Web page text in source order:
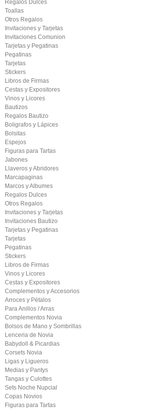
Regalos Dulces
Toallas
Otros Regalos
Invitaciones y Tarjetas
Invitaciones Comunion
Tarjetas y Pegatinas
Pegatinas
Tarjetas
Stickers
Libros de Firmas
Cestas y Expositores
Vinos y Licores
Bautizos
Regalos Bautizo
Boligrafos y Lápices
Bolsitas
Espejos
Figuras para Tartas
Jabones
Llaveros y Abridores
Marcapaginas
Marcos y Albumes
Regalos Dulces
Otros Regalos
Invitaciones y Tarjetas
Invitaciones Bautizo
Tarjetas y Pegatinas
Tarjetas
Pegatinas
Stickers
Libros de Firmas
Vinos y Licores
Cestas y Expositores
Complementos y Accesorios
Arroces y Pétalos
Para Anillos / Arras
Complementos Novia
Bolsos de Mano y Sombrillas
Lenceria de Novia
Babydoll & Picardias
Corsets Novia
Ligas y Ligueros
Medias y Pantys
Tangas y Culottes
Sets Noche Nupcial
Copas Novios
Figuras para Tartas